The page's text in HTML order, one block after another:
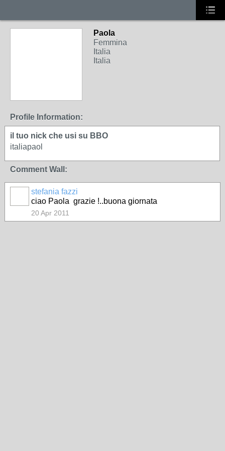
Paola
Femmina
Italia
Italia
Profile Information:
il tuo nick che usi su BBO
italiapaol
Comment Wall:
stefania fazzi
ciao Paola grazie !..buona giornata
20 Apr 2011